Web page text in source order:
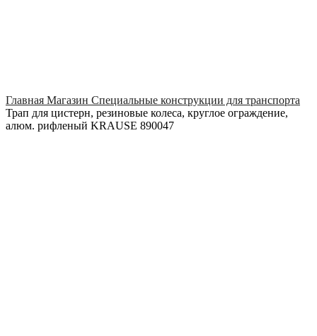
Главная Магазин Специальные конструкции для транспорта
Трап для цистерн, резиновые колеса, круглое ограждение,
алюм. рифленый KRAUSE 890047